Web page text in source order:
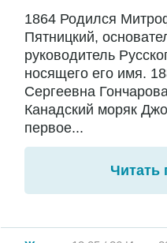
1864 Родился
Пятницкий,
руководитель
носящего его имя.
Сергеевна
Канадский моряк
первое...
Читать